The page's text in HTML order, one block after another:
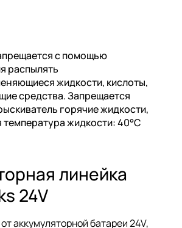
с помощью
распылять
жидкости, кислоты,
средства. Запрещается
горячие жидкости,
жидкости: 40°C
линейка
24V
аккумуляторной батареи 24V,